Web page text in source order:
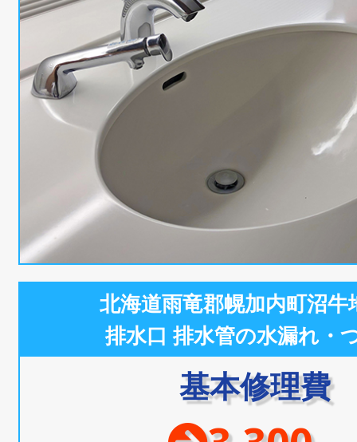
北海道雨竜郡幌加内町沼牛
排水口 排水管の水漏れ・
基本修理費